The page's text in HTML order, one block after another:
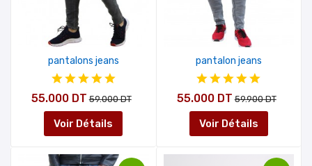
pantalons jeans
55.000 DT 59.000 DT
Voir Détails
pantalon jeans
55.000 DT 59.900 DT
Voir Détails